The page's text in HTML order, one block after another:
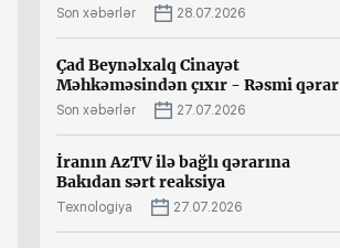
Son xəbərlər 28.07.2026
Çad Beynəlxalq Cinayət
Məhkəməsindən çıxır - Rəsmi qərar
Son xəbərlər 27.07.2026
İranın AzTV ilə bağlı qərarına
Bakıdan sərt reaksiya
Texnologiya 27.07.2026